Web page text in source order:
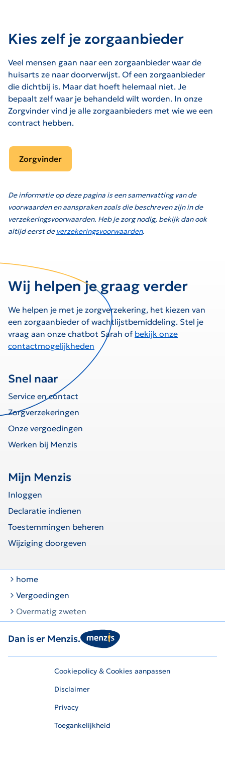
Kies zelf je zorgaanbieder
Veel mensen gaan naar een zorgaanbieder waar de
huisarts ze naar doorverwijst. Of een zorgaanbieder
die dichtbij is. Maar dat hoeft helemaal niet. Je
bepaalt zelf waar je behandeld wilt worden. In onze
Zorgvinder vind je alle zorgaanbieders met wie we een
contract hebben.
Zorgvinder
De informatie op deze pagina is een samenvatting van de
voorwaarden en aanspraken zoals die beschreven zijn in de
verzekeringsvoorwaarden. Heb je zorg nodig, bekijk dan ook
altijd eerst de verzekeringsvoorwaarden.
Wij helpen je graag verder
We helpen je met je zorgverzekering, het kiezen van
een zorgaanbieder of wachtlijstbemiddeling. Stel je
vraag aan onze chatbot Sarah of bekijk onze
contactmogelijkheden
Snel naar
Service en contact
Zorgverzekeringen
Onze vergoedingen
Werken bij Menzis
Mijn Menzis
Inloggen
Declaratie indienen
Toestemmingen beheren
Wijziging doorgeven
home
Vergoedingen
Overmatig zweten
Dan is er Menzis.
Cookiepolicy & Cookies aanpassen
Disclaimer
Privacy
Toegankelijkheid